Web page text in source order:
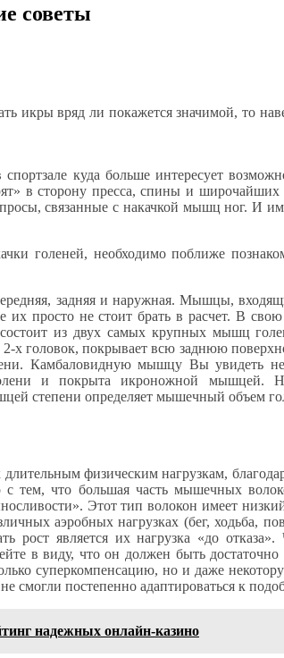
советы
икры вряд ли покажется значимой, то
куда больше интересует
в сторону пресса, спины и
связанные с накачкой мышц ног. И
голеней, необходимо поближе
задняя и наружная. Мышцы,
просто не стоит брать в расчет. В свою
из двух самых крупных мышц
головок, покрывает всю заднюю
Камбаловидную мышцу Вы увидеть
и покрыта икроножной мышцей.
степени определяет мышечный объем
физическим нагрузкам,
тем, что большая часть мышечных
Этот тип волокон имеет
аэробных нагрузках (бег, ходьба,
рост является их нагрузка «до отказа».
в виду, что он должен быть
суперкомпенсацию, но и даже
смогли постепенно адаптироваться к
надежных онлайн-казино